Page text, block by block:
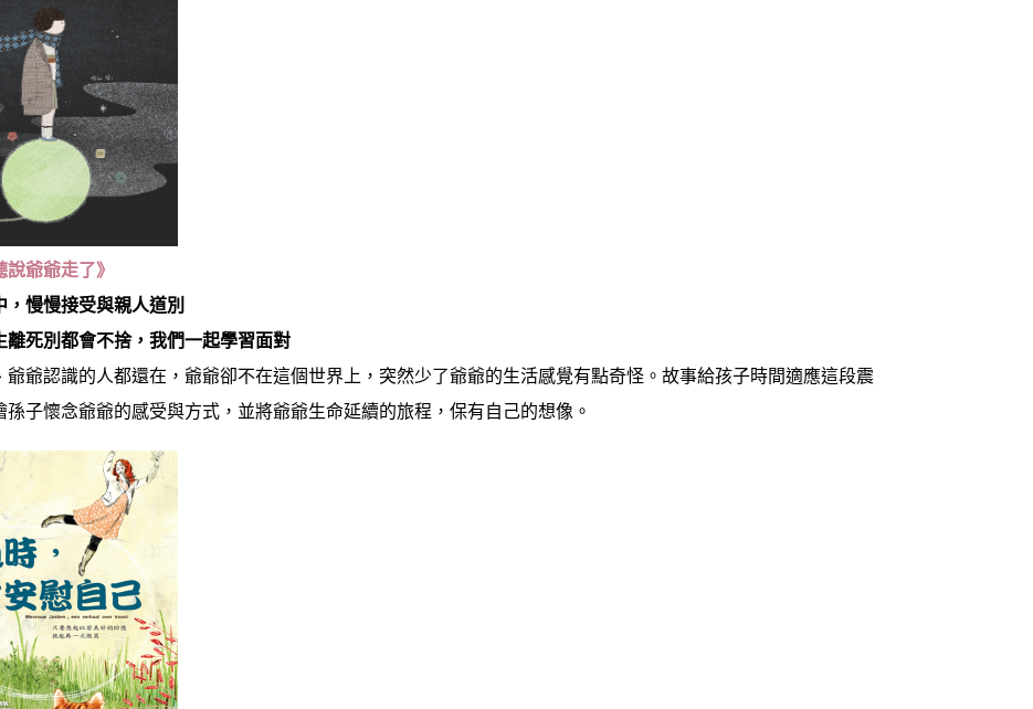
說爺爺走了》
，慢慢接受與親人道別
離死別都會不捨，我們一起學習面對
爺爺認識的人都還在，爺爺卻不在這個世界上，突然少了爺爺的生活感覺有點奇怪。故事給孩子時間適應這段震
孫子懷念爺爺的感受與方式，並將爺爺生命延續的旅程，保有自己的想像。